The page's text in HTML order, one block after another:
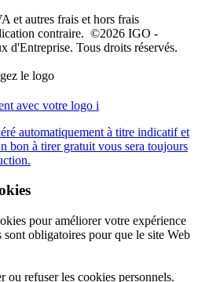
et autres frais et hors frais
contraire. ©2026 IGO -
d'Entreprise. Tous droits réservés.
le logo
avec votre logo i
automatiquement à titre indicatif et
bon à tirer gratuit vous sera toujours
pour améliorer votre expérience
sont obligatoires pour que le site Web
ou refuser les cookies personnels.